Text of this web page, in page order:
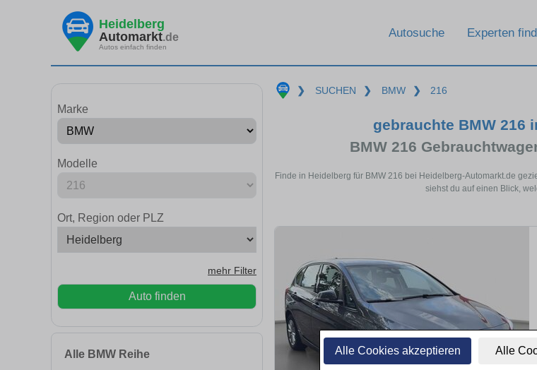
Alle Cookies akzeptieren Alle
Heidelberg
Automarkt.de
Autos einfach finden
Autosuche Experten
Marke
Modelle
Ort, Region oder PLZ
mehr Filter
Auto finden
Alle BMW Reihe
❯ SUCHEN ❯ BMW ❯ 216
gebrauchte BMW 216
BMW 216
Finde in Heidelberg für BMW 216 bei Heidelberg-Automarkt.de
siehst du auf einen Blick,